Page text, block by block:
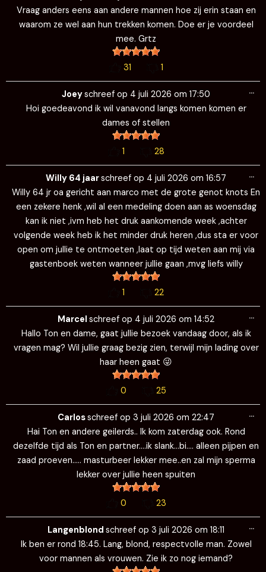
Vraag anders eens aan andere mannen hoe zij erin staan en
waarom ze wel aan hun trekken komen. Doe er je voordeel
mee. Grtz
31 1
Joeyschreef op 4 juli 2026 om 17:50
Hoi goedeavond ik wil vanavond langs komen komen er
dames of stellen
1 28
…
Willy 64 jaarschreef op 4 juli 2026 om 16:57
Willy 64 jr oa gericht aan marco met de grote genot knots En
een zekere henk ,wil al een medeling doen aan as woensdag
kan ik niet ,ivm heb het druk aankomende week ,achter
volgende week heb ik het minder druk heren ,dus sta er voor
open om jullie te ontmoeten ,laat op tijd weten aan mij via
gastenboek weten wanneer jullie gaan ,mvg liefs willy
1 22
…
Marcel schreef op 4 juli 2026 om 14:52
Hallo Ton en dame, gaat jullie bezoek vandaag door, als ik
vragen mag? Wil jullie graag bezig zien, terwijl mijn lading over
haar heen gaat 😜
0 25
…
Carlosschreef op 3 juli 2026 om 22:47
Hai Ton en andere geilerds.. Ik kom zaterdag ook. Rond
dezelfde tijd als Ton en partner….ik slank…bi…. alleen pijpen en
zaad proeven….. masturbeer lekker mee..en zal mijn sperma
lekker over jullie heen spuiten
0 23
…
Langenblond schreef op 3 juli 2026 om 18:11
Ik ben er rond 18:45. Lang, blond, respectvolle man. Zowel
voor mannen als vrouwen. Zie ik zo nog iemand?
…